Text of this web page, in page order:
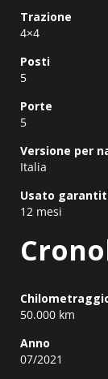
Trazione
4×4
Posti
5
Porte
5
Versione per
Italia
Usato
12 mesi
50.000 km
Anno
07/2021